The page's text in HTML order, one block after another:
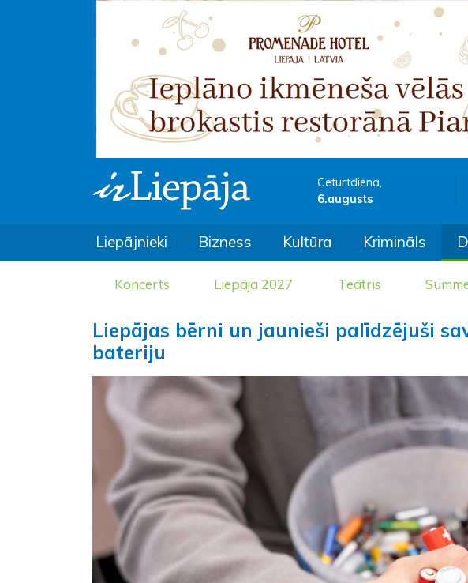
Ceturtdiena,
6.augusts
Liepājnieki Bizness Kultūra Krimināls
Koncerts Liepāja 2027 Teātris
Liepājas bērni un jaunieši palīdzējuši
bateriju